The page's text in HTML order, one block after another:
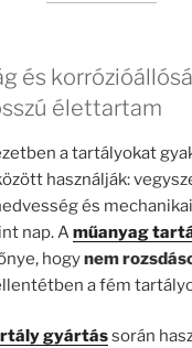
és
élettartam
a tartályokat
használják:
és
nap. Aműanyag
hogynem
a fém
gyártássorán